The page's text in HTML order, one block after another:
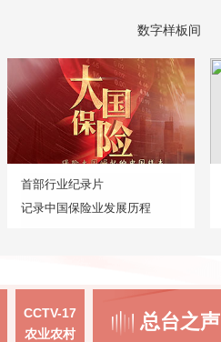
数字样板间
首部行业纪录片
记录中国保险业发展历程
CCTV-17
农业农村
总台之声